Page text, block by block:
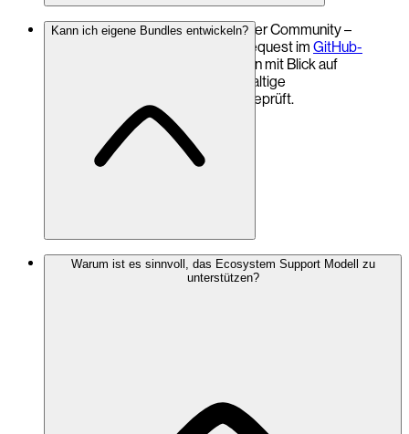
Wir freuen uns über Beiträge aus der Community –
entweder als Issue oder als Pull Request im GitHub-
. Alle Vorschläge werden mit Blick auf
Sicherheit, Stabilität und die nachhaltige
Weiterentwicklung der Plattform geprüft.
Kann ich eigene Bundles entwickeln?
Warum ist es sinnvoll, das Ecosystem Support Modell zu
unterstützen?